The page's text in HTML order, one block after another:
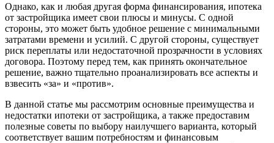
Однако, как и любая другая форма финансирования, ипотека
от застройщика имеет свои плюсы и минусы. С одной
стороны, это может быть удобное решение с минимальными
затратами времени и усилий. С другой стороны, существует
риск переплаты или недостаточной прозрачности в условиях
договора. Поэтому перед тем, как принять окончательное
решение, важно тщательно проанализировать все аспекты и
взвесить «за» и «против».
В данной статье мы рассмотрим основные преимущества и
недостатки ипотеки от застройщика, а также предоставим
полезные советы по выбору наилучшего варианта, который
соответствует вашим потребностям и финансовым